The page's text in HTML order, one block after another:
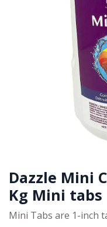
Dazzle Mini
Kg Mini tabs
Mini Tabs are 1-inch